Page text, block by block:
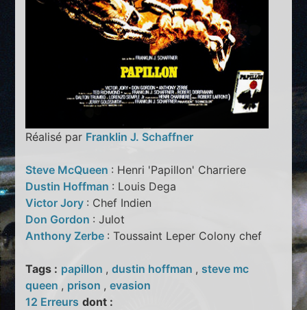
Réalisé par Franklin J. Schaffner
Steve McQueen : Henri 'Papillon' Charriere
Dustin Hoffman : Louis Dega
Victor Jory : Chef Indien
Don Gordon : Julot
Anthony Zerbe : Toussaint Leper Colony chef
Tags : papillon ,dustin hoffman , steve mc
queen , prison ,evasion
12 Erreurs dont :